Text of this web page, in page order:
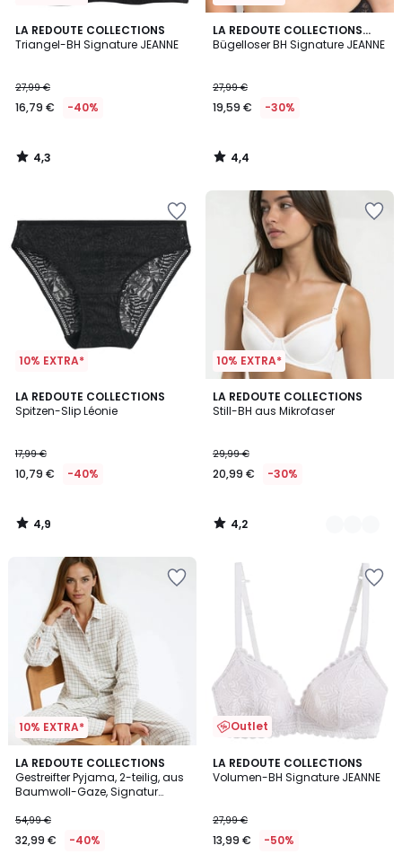
LA REDOUTE COLLECTIONS
Triangel-BH Signature JEANNE
27,99 €
16,79 € -40%
4,3
/ 5
4,3
/
LA REDOUTE COLLECTIONS
PLUS
Bügelloser BH Signature JEANNE
27,99 €
19,59 € -30%
4,4
/ 5
4,4
/
10% EXTRA*
LA REDOUTE COLLECTIONS
Spitzen-Slip Léonie
17,99 €
10,79 € -40%
4,9
/ 5
4,9
/
10% EXTRA*
LA REDOUTE COLLECTIONS
Still-BH aus Mikrofaser
29,99 €
20,99 € -30%
4,2
/ 5
2
Farben
4,2
/
10% EXTRA*
LA REDOUTE COLLECTIONS
Gestreifter Pyjama, 2-teilig, aus
Baumwoll-Gaze, Signatur
54,99 €
32,99 € -40%
4,5
/ 5
Outlet
LA REDOUTE COLLECTIONS
Volumen-BH Signature JEANNE
27,99 €
13,99 € -50%
4,1
/ 5
2
Farben